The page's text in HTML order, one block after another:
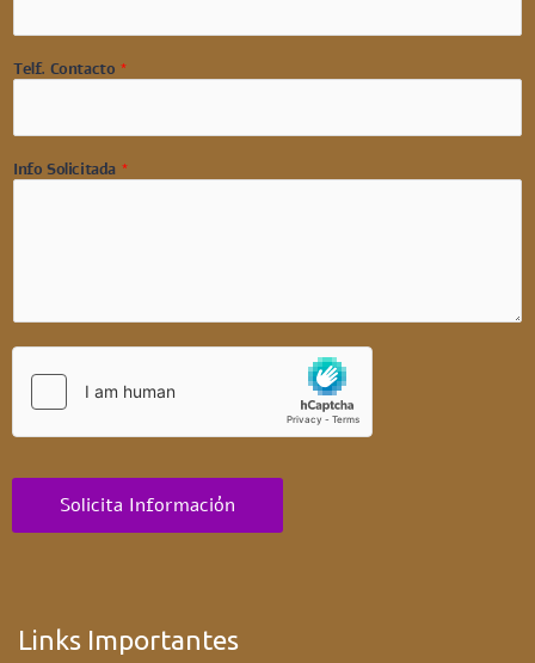
Telf. Contacto *
Info Solicitada *
Solicita Información
Links Importantes